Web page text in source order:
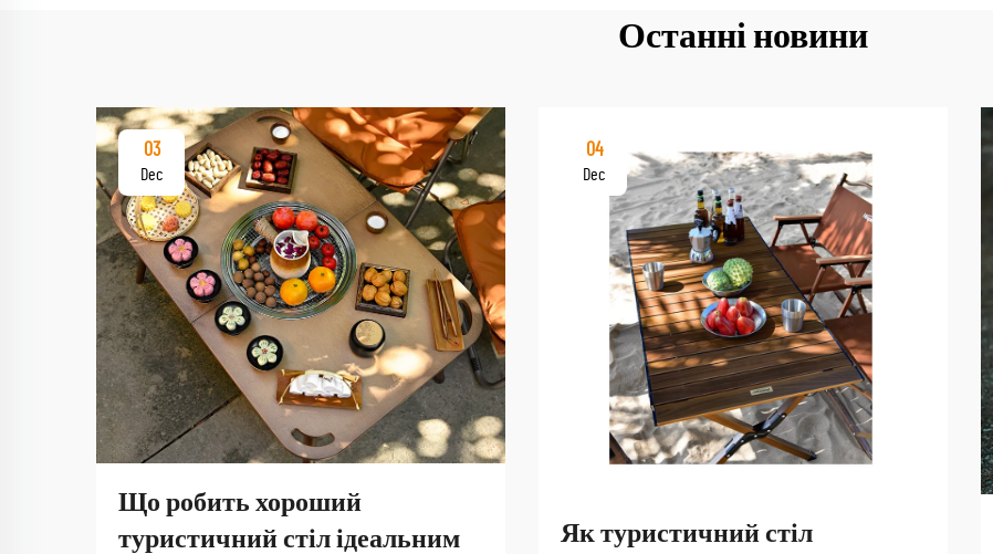
Останні новини
03
Dec
Що робить хороший
туристичний стіл ідеальним
04
Dec
Як туристичний стіл